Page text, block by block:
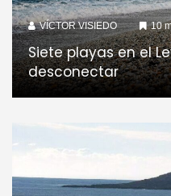
VÍCTOR VISIEDO 10
Siete playas en el
desconectar